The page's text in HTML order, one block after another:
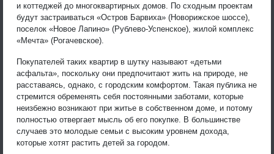
и коттеджей до многоквартирных домов. По сходным проектам
будут застраиваться «Остров Барвиха» (Новорижское шоссе),
поселок «Новое Лапино» (Рублево-Успенское), жилой комплекс
«Мечта» (Рогачевское).
Покупателей таких квартир в шутку называют «детьми
асфальта», поскольку они предпочитают жить на природе, не
расставаясь, однако, с городским комфортом. Такая публика не
стремится обременять себя постоянными заботами, которые
неизбежно возникают при житье в собственном доме, и потому
полностью отвергает мысль об его покупке. В большинстве
случаев это молодые семьи с высоким уровнем дохода,
которые хотят растить детей за городом.